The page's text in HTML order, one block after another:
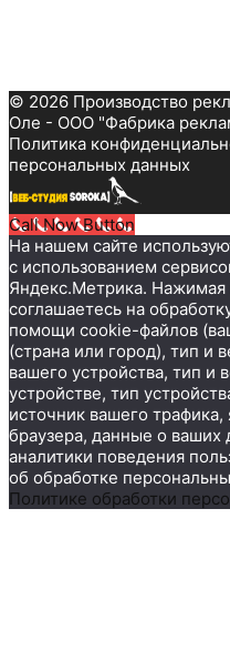
© 2026 Производство
Оле - ООО "Фабрика
Политика
персональных данных
Call Now Button
На нашем сайте
с использованием
Яндекс.Метрика.
соглашаетесь на
помощи cookie-файлов
(страна или город), тип и
вашего устройства, тип и
устройстве, тип
источник вашего
браузера, данные о ваших
аналитики поведения
об обработке
Политике обработки